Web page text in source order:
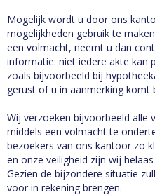
Mogelijk wordt u door ons
mogelijkheden gebruik te
een volmacht, neemt u dan
informatie: niet iedere akte kan
zoals bijvoorbeeld bij
gerust of u in aanmerking komt
Wij verzoeken bijvoorbeeld alle
middels een volmacht te
bezoekers van ons kantoor zo
en onze veiligheid zijn wij
Gezien de bijzondere situatie
voor in rekening brengen.